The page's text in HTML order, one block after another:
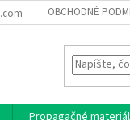
OBCHODNÉ
Propagačné